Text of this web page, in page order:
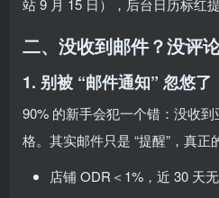
站 9 月 15 日），后台日历标红
二、没收到邮件？没评
1. 别被 “邮件通知” 忽悠了
90% 的新手会犯一个错：没收
格。其实邮件只是 “提醒”，真正
店铺 ODR＜1%，近 30 天